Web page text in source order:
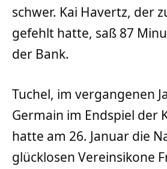
schwer. Kai Havertz, der
gefehlt hatte, saß 87
der Bank.
Tuchel, im vergangenen
Germain im Endspiel der
hatte am 26. Januar die
glücklosen Vereinsikone